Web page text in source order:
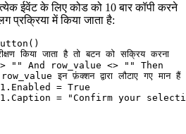
ईवेंट के लिए कोड को 10 बार कॉपी करने
में किया जाता है:
किया जाता है तो बटन को सक्रिय करना
"" And row_value <> "" Then
इन फ़ंक्शन द्वारा लौटाए गए मान हैं
= True
= "Confirm your